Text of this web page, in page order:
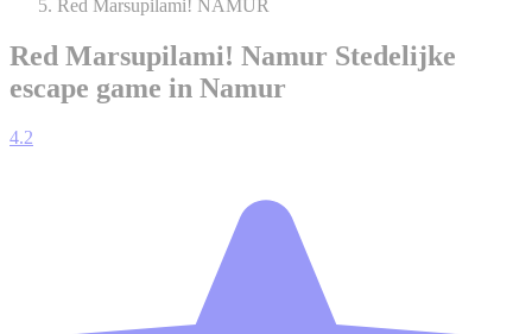
Red Marsupilami! NAMUR
Red Marsupilami! Namur Stedelijke
escape game in Namur
4.2